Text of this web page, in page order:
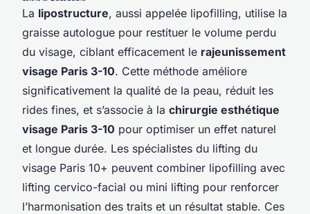
La lipostructure, aussi appelée lipofilling, utilise la
graisse autologue pour restituer le volume perdu
du visage, ciblant efficacement le rajeunissement
visage Paris 3-10. Cette méthode améliore
significativement la qualité de la peau, réduit les
rides fines, et s’associe à la chirurgie esthétique
visage Paris 3-10 pour optimiser un effet naturel
et longue durée. Les spécialistes du lifting du
visage Paris 10+ peuvent combiner lipofilling avec
lifting cervico-facial ou mini lifting pour renforcer
l’harmonisation des traits et un résultat stable. Ces